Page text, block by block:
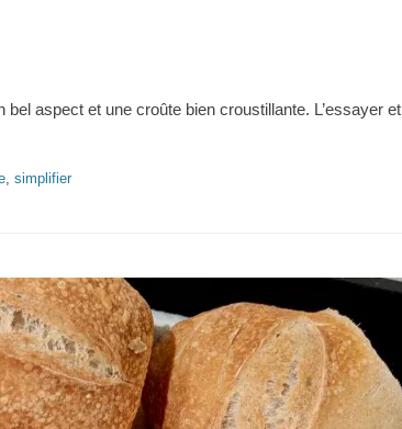
aspect et une croûte bien croustillante. L’essayer et
, simplifier